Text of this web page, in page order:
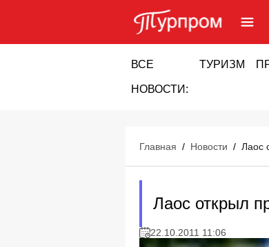
ВСЕ
НОВОСТИ:
ТУРИЗМ
Главная / Новости / Лаос
Лаос открыл
22.10.2011 11:06